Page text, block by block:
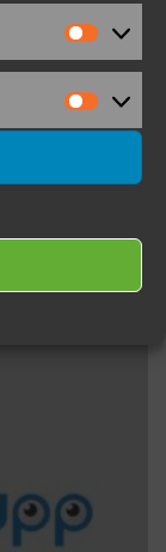
tipo, con
una